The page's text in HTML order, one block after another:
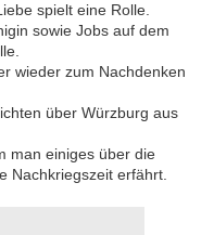
spielt eine Rolle.
sowie Jobs auf dem
wieder zum Nachdenken
über Würzburg aus
man einiges über die
Nachkriegszeit erfährt.